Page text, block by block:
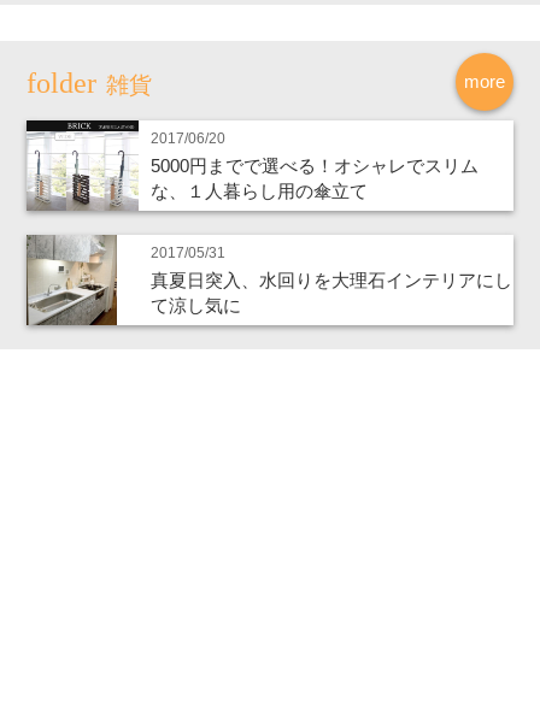
more
雑貨
2017/06/20
5000円までで選べる！オシャレでスリム
な、１人暮らし用の傘立て
2017/05/31
真夏日突入、水回りを大理石インテリアにし
て涼し気に